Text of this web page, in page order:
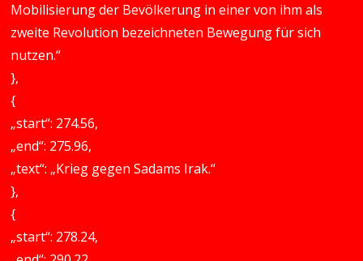
Mobilisierung der Bevölkerung in einer von ihm als
zweite Revolution bezeichneten Bewegung für sich
nutzen.“
},
{
„start“: 274.56,
„end“: 275.96,
„text“: „Krieg gegen Sadams Irak.“
},
{
„start“: 278.24,